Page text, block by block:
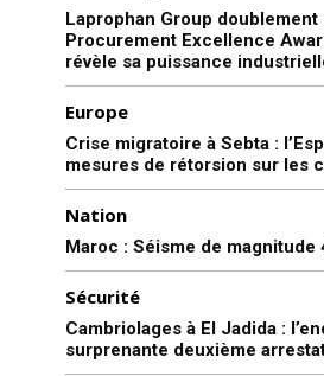
Laprophan Group doublement
Procurement Excellence
révèle sa puissance
Europe
Crise migratoire à Sebta :
mesures de rétorsion sur les
Nation
Maroc : Séisme de magnitude
Sécurité
Cambriolages à El Jadida :
surprenante deuxième